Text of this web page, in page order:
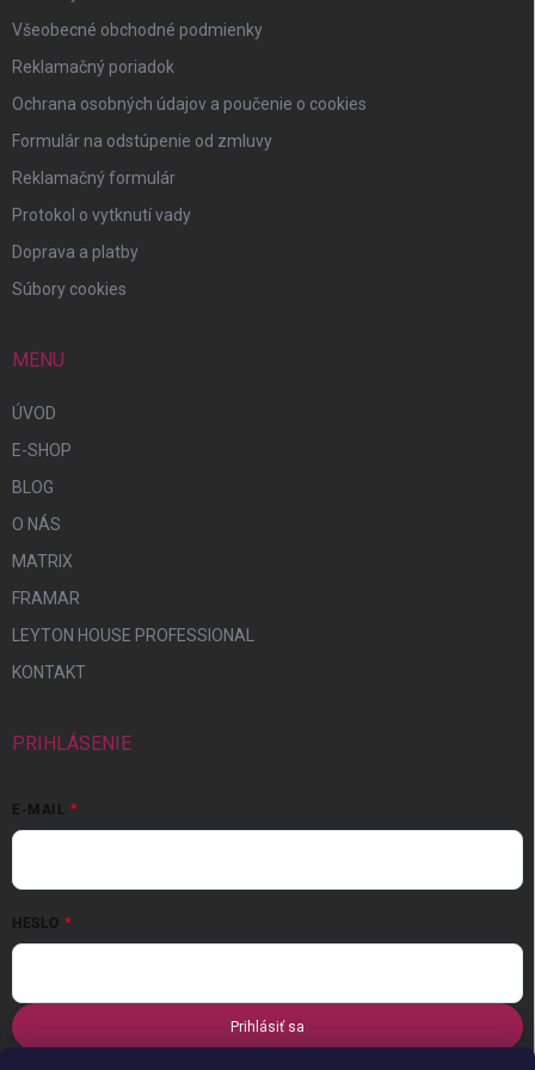
Všeobecné obchodné podmienky
Reklamačný poriadok
Ochrana osobných údajov a poučenie o cookies
Formulár na odstúpenie od zmluvy
Reklamačný formulár
Protokol o vytknutí vady
Doprava a platby
Súbory cookies
MENU
ÚVOD
E-SHOP
BLOG
O NÁS
MATRIX
FRAMAR
LEYTON HOUSE PROFESSIONAL
KONTAKT
PRIHLÁSENIE
E-MAIL
HESLO
Prihlásiť sa